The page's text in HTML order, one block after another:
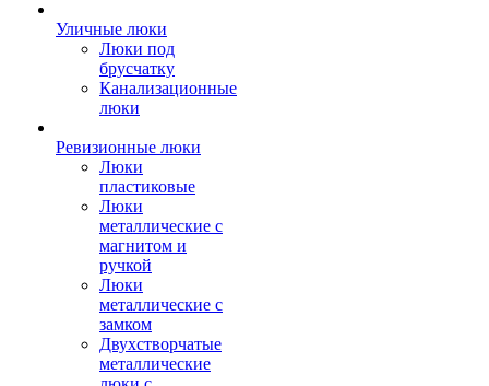
Уличные люки
Люки под
брусчатку
Канализационные
люки
Ревизионные люки
Люки
пластиковые
Люки
металлические с
магнитом и
ручкой
Люки
металлические с
замком
Двухстворчатые
металлические